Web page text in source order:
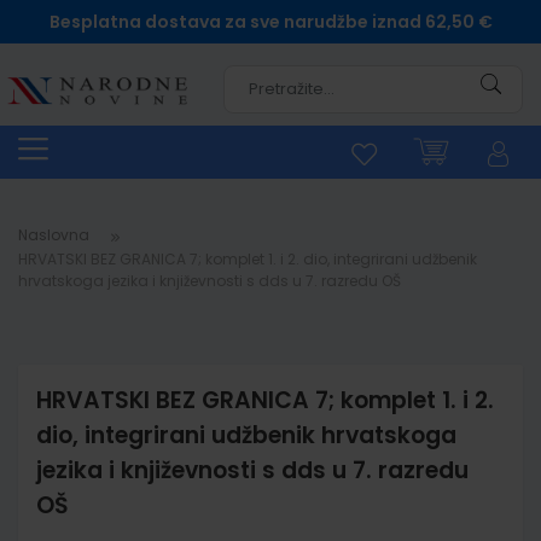
Besplatna dostava za sve narudžbe iznad 62,50 €
Naslovna
HRVATSKI BEZ GRANICA 7; komplet 1. i 2.
dio, integrirani udžbenik hrvatskoga
jezika i književnosti s dds u 7. razredu
OŠ